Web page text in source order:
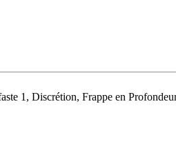
1, Discrétion, Frappe en